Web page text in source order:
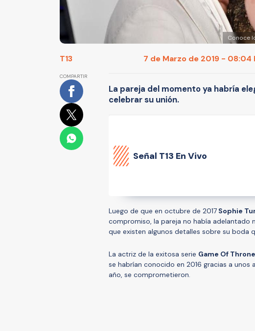
Conoce
T13 7 de Marzo de 2019 - 08:04
COMPARTIR
La pareja del momento ya habría
celebrar su unión.
Señal T13 En Vivo
Luego de que en octubre de 2017 Sophie
compromiso, la pareja no había adelantado
que existen algunos detalles sobre su boda
La actriz de la exitosa serie Game Of
se habrían conocido en 2016 gracias a
año, se comprometieron.